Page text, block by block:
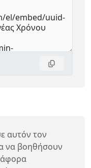
αυτόν τον
να βοηθήσουν